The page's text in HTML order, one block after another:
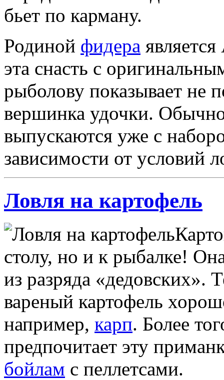
бьет по карману.
Родиной фидера
эта снасть с
рыболову показывает не
вершинка удочки.
выпускаются уже с
зависимости от условий
Ловля на картофель
столу, но и к рыбалке!
из разряда «дедовских».
вареный картофель
например, карп. Более
предпочитает эту
бойлам с пеллетсами.